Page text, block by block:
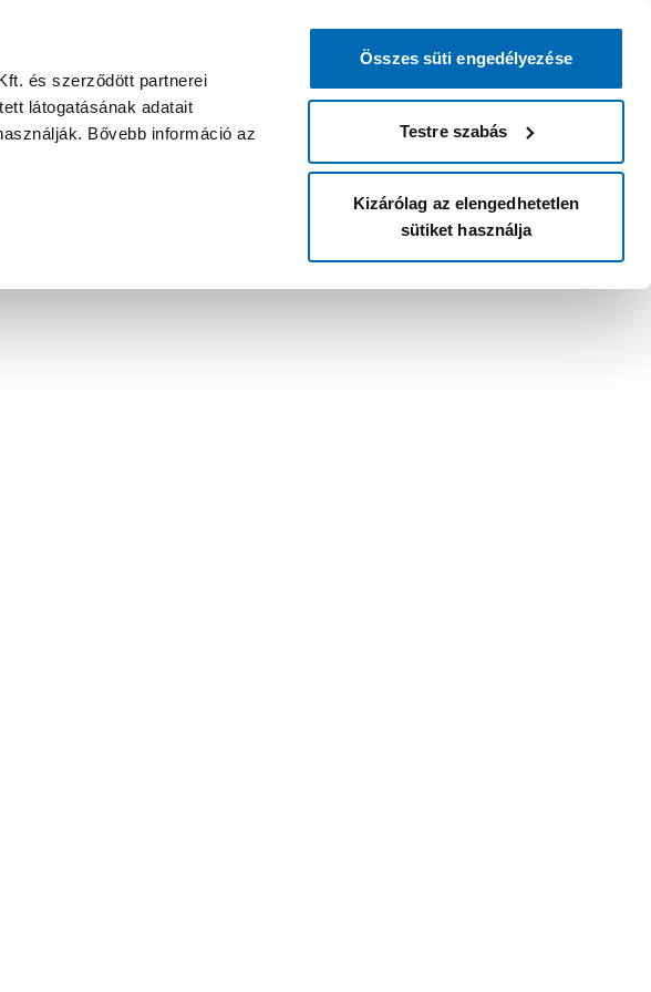
és szerződött partnerei
látogatásának adatait
Bővebb információ az
Összes süti engedélyezése
Testre szabás
Kizárólag az elengedhetetlen
sütiket használja